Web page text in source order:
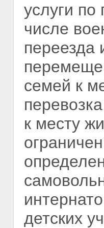
услуги
числе
переезда
семей к
к месту
детских